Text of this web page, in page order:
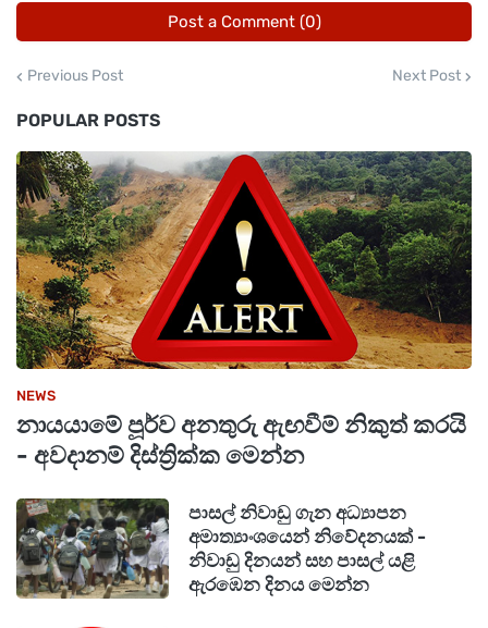
Post a Comment (0)
Previous Post Next Post
POPULAR POSTS
NEWS
නායයාමේ පූර්ව අනතුරු ඇඟවීම් නිකුත් කරයි
- අවදානම් දිස්ත්‍රික්ක මෙන්න
පාසල් නිවාඩු ගැන අධ්‍යාපන
අමාත්‍යාංශයෙන් නිවේදනයක් -
නිවාඩු දිනයන් සහ පාසල් යළි
ඇරඹෙන දිනය මෙන්න